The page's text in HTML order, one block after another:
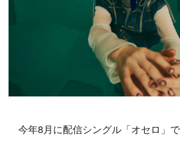
今年8月に配信シングル「オセロ」